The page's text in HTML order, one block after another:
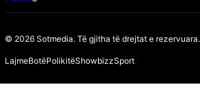
© 2026 Sotmedia. Të gjitha të drejtat e rezervuara.
LajmeBotëPolikitëShowbizzSport